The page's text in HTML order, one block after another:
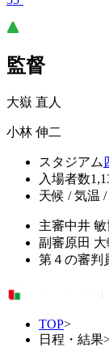
監督
大嶽 直人
小林 伸二
スタジアム
入場者数
天候 / 気温
主審中井 敏
副審原田
第４の審判
TOP>
日程・結果